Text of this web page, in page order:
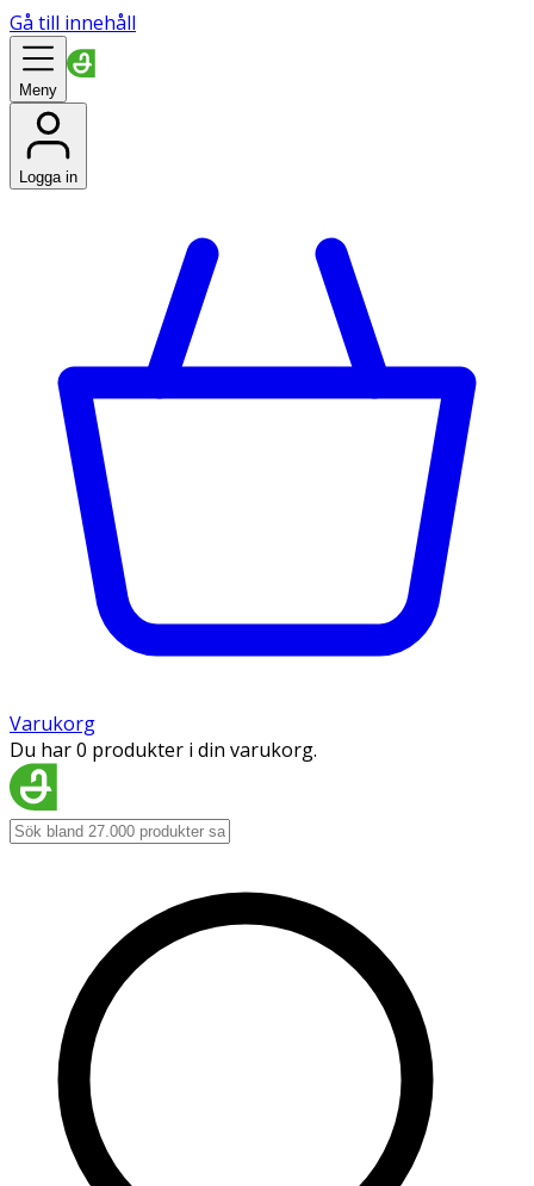
Gå till innehåll
Meny
Logga in
Varukorg
Du har 0 produkter i din varukorg.